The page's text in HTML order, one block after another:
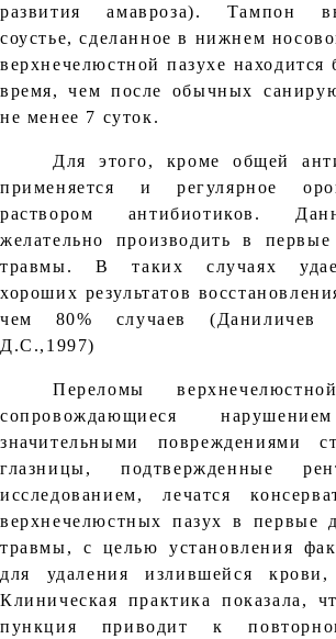
развития амавроза). Тампон
соустье, сделанное в нижнем
верхнечелюстной пазухе находится
время, чем после обычных
не менее 7 суток.
Для этого, кроме общей
применяется и регулярное
раствором антибиотиков.
желательно производить в
травмы. В таких случаях
хороших результатов
чем 80% случаев (Даниличев
Д.С.,1997)
Переломы
сопровождающиеся
значительными повреждениями
глазницы, подтвержденные
исследованием, лечатся
верхнечелюстных пазух в первые
травмы, с целью установления
для удаления излившейся
Клиническая практика показала,
пункция приводит к